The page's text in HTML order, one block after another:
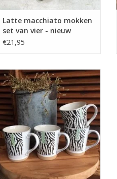
Latte macchiato mokken
set van vier - nieuw
€21,95
Dierenprint keramische panter
mokken
TOEVOEGEN AAN WINKELWAGEN